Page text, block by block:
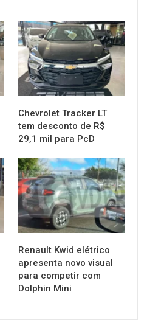
MUNDO AUTOMOTIVO
Chevrolet Tracker LT
tem desconto de R$
29,1 mil para PcD
MUNDO AUTOMOTIVO
Renault Kwid elétrico
apresenta novo visual
para competir com
Dolphin Mini